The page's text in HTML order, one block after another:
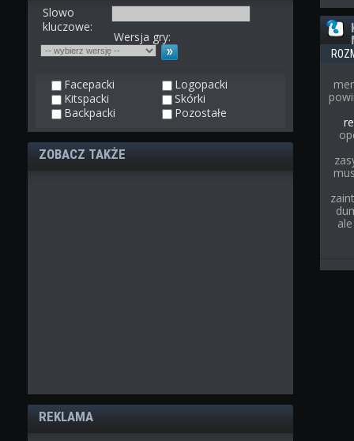
Slowo
kluczowe:
Wersja gry:
Facepacki
Logopacki
Kitspacki
Skórki
Backpacki
Pozostałe
ZOBACZ TAKŻE
REKLAMA